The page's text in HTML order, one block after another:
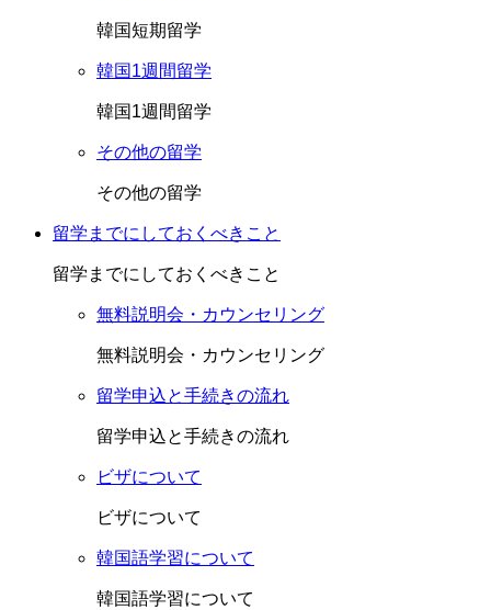
韓国短期留学
韓国1週間留学
韓国1週間留学
その他の留学
その他の留学
留学までにしておくべきこと
留学までにしておくべきこと
無料説明会・カウンセリング
無料説明会・カウンセリング
留学申込と手続きの流れ
留学申込と手続きの流れ
ビザについて
ビザについて
韓国語学習について
韓国語学習について